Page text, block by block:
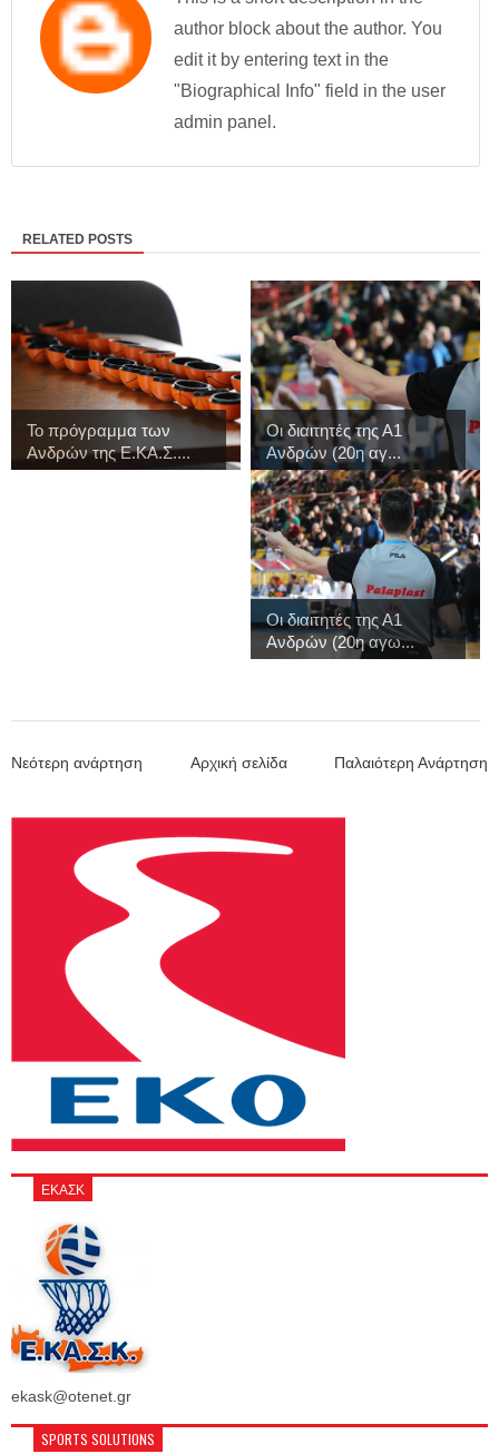
author block about the author. You
edit it by entering text in the
"Biographical Info" field in the user
admin panel.
RELATED POSTS
Το πρόγραμμα των
Ανδρών της Ε.ΚΑ.Σ....
Οι διαιτητές της Α1
Ανδρών (20η αγ...
Οι διαιτητές της Α1
Ανδρών (20η αγω...
Νεότερη ανάρτηση Παλαιότερη Ανάρτηση
Αρχική σελίδα
ΕΚΑΣΚ
ekask@otenet.gr
SPORTS SOLUTIONS